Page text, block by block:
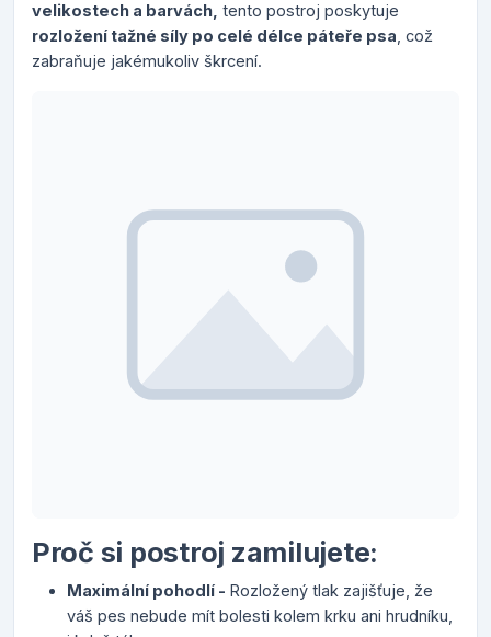
velikostech a barvách, tento postroj poskytuje
rozložení tažné síly po celé délce páteře psa , což
zabraňuje jakémukoliv škrcení.
Proč si postroj zamilujete:
Maximální pohodlí - Rozložený tlak zajišťuje, že
váš pes nebude mít bolesti kolem krku ani hrudníku,